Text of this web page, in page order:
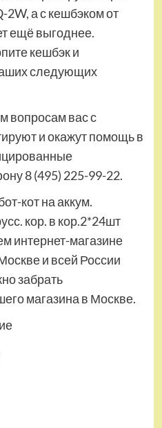
а с кешбэком от
ещё выгоднее.
кешбэк и
следующих
вопросам вас с
и окажут помощь в
8 (495) 225-99-22.
кот на аккум.
кор. в кор.2*24шт
интернет-магазине
и всей России
забрать
магазина в Москве.